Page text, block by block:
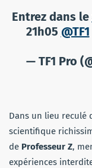
Entrez dans le
21h05 @TF1
— TF1 Pro
Dans un lieu reculé
scientifique
de Professeur Z,
expériences